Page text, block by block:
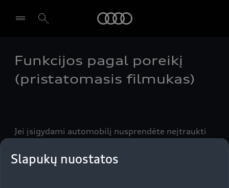
Pasirinkti atstovybę
Funkcijos pagal poreikį
(pristatomasis filmukas)
Jei įsigydami automobilį nusprendėte neįtraukti
aktyvinti vėliau, pasinaudoję funkcijų pagal
poreikį paslauga. Tokiu būdu visada turėsite tai,
Slapukų nuostatos